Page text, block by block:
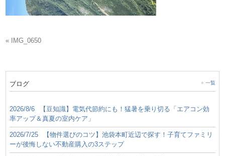
« IMG_0650
ブログ 一覧
2026/8/6
【豆知識】電気代節約にも！猛暑を乗り切る「エアコン効
率アップ＆真夏の室内ケア」
2026/7/25
【物件選びのコツ】池袋本町近辺で探す！子育てファミリ
ーが後悔しない不動産購入の3ステップ